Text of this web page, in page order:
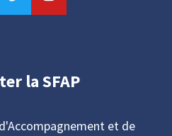
la SFAP
et de